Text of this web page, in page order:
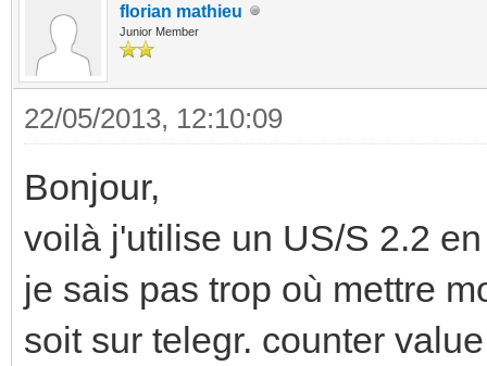
florian mathieu
Junior Member
22/05/2013, 12:10:09
Bonjour,
voilà j'utilise un US/S 2.2
je sais pas trop où mettre
soit sur telegr. counter